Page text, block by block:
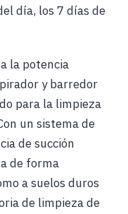
día, los 7 días de
la potencia
y barredor
para la limpieza
un sistema de
de succión
de forma
a suelos duros
de limpieza de